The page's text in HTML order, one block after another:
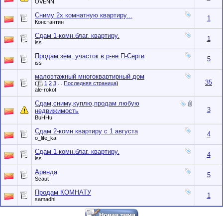
OVENN
Сниму 2х комнатную квартиру...
Константин 1
Сдам 1-комн.благ. квартиру.
iss 1
Продам зем. участок в р-не П-Серги
iss 5
малоэтажный многоквартирный дом
( 1 2 3 Последняя страница)
ale-rokot
35
Сдам,сниму,куплю,продам любую
недвижимость
BuHHu
3
Сдам 2-комн.квартиру с 1 августа
o_life_ka 4
Сдам 1-комн.благ. квартиру.
iss 4
Аренда
Scaut 5
Продам КОМНАТУ
samadhi 1